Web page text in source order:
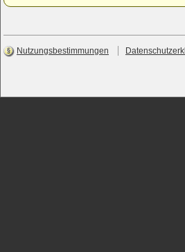
Nutzungsbestimmungen